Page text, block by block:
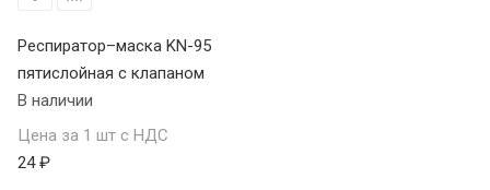
Респиратор–маска KN-95
пятислойная с клапаном
В наличии
Цена за 1 шт с НДС
24 ₽